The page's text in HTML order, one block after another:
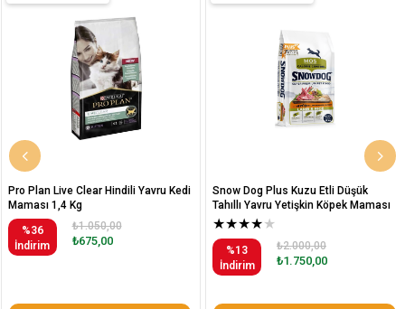
Pro Plan Live Clear Hindili Yavru Kedi
Maması 1,4 Kg
%36
İndirim
₺675,00
₺1.050,00
Snow Dog Plus Kuzu Etli Düşük
Tahıllı Yavru Yetişkin Köpek Maması
12 Kg
★★★★★
%13
İndirim
₺1.750,00
₺2.000,00